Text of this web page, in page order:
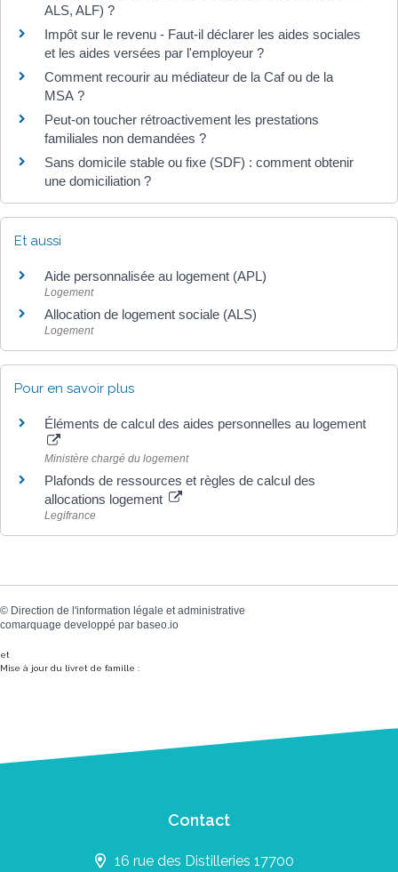
ALS, ALF) ?
Impôt sur le revenu - Faut-il déclarer les aides sociales
et les aides versées par l'employeur ?
Comment recourir au médiateur de la Caf ou de la
MSA ?
Peut-on toucher rétroactivement les prestations
familiales non demandées ?
Sans domicile stable ou fixe (SDF) : comment obtenir
une domiciliation ?
Et aussi
Aide personnalisée au logement (APL)
Logement
Allocation de logement sociale (ALS)
Logement
Pour en savoir plus
Éléments de calcul des aides personnelles au logement
Ministère chargé du logement
Plafonds de ressources et règles de calcul des
allocations logement
Legifrance
© Direction de l'information légale et administrative
comarquage developpé par baseo.io
et
Mise à jour du livret de famille :
Contact
16 rue des Distilleries 17700